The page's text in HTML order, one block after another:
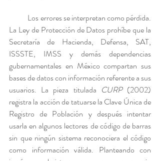
Los errores se interpretan como pérdida.
La Ley de Protección de Datos prohíbe que la
Secretaría de Hacienda, Defensa, SAT,
ISSSTE, IMSS y demás dependencias
gubernamentales en México compartan sus
bases de datos con información referente a sus
usuarios. La pieza titulada CURP (2002)
registra la acción de tatuarse la Clave Única de
Registro de Población y después intentar
usarla en algunos lectores de código de barras
sin que ningún sistema reconociera el código
como información válida. Planteando con